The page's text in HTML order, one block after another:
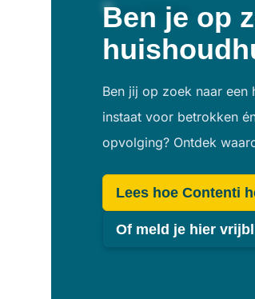
Ben je op
Ben jij op zoek naar een
instaat voor betrokken
opvolging? Ontdek
Lees hoe Contenti
Of meld je hier